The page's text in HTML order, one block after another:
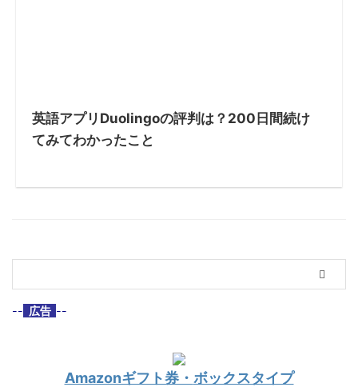
英語アプリDuolingoの評判は？200日間続け
てみてわかったこと
-- 広告 --
Amazonギフト券・ ボックスタイプ